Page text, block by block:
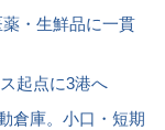
薬・生鮮品に一貫
ス起点に3港へ
倉庫。小口・短期